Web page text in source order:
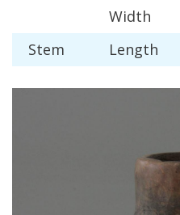
Width
Stem
Length